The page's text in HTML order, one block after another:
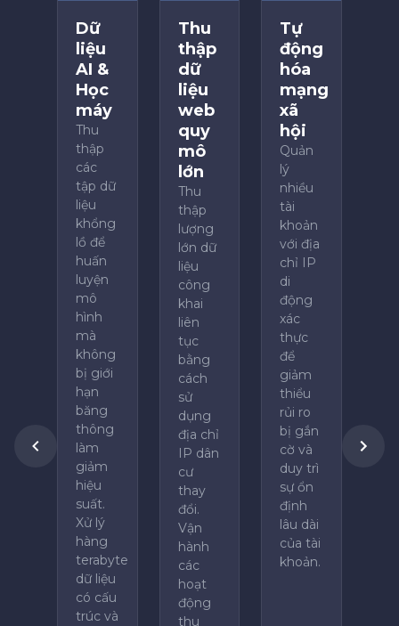
Dữ
liệu
AI &
Học
máy
Thu
thập
các
tập dữ
liệu
khổng
lồ để
huấn
luyện
mô
hình
mà
không
bị giới
hạn
băng
thông
làm
giảm
hiệu
suất.
Xử lý
hàng
terabyte
dữ liệu
có cấu
trúc và
Thu
thập
dữ
liệu
web
quy
mô
lớn
Thu
thập
lượng
lớn dữ
liệu
công
khai
liên
tục
bằng
cách
sử
dụng
địa chỉ
IP dân
cư
thay
đổi.
Vận
hành
các
hoạt
động
thu
Tự
động
hóa
mạng
xã
hội
Quản
lý
nhiều
tài
khoản
với địa
chỉ IP
di
động
xác
thực
để
giảm
thiểu
rủi ro
bị gắn
cờ và
duy trì
sự ổn
định
lâu dài
của tài
khoản.